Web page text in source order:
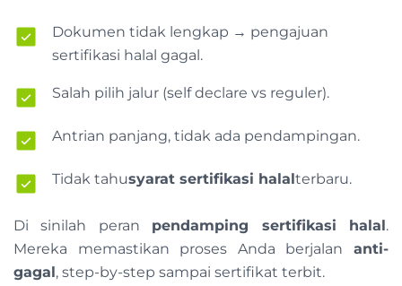
Dokumen tidak lengkap → pengajuan
sertifikasi halal gagal.
Salah pilih jalur (self declare vs reguler).
Antrian panjang, tidak ada pendampingan.
Tidak tahusyarat sertifikasi halalterbaru.
Di sinilah peran pendamping sertifikasi halal.
Mereka memastikan proses Anda berjalan anti-
gagal, step-by-step sampai sertifikat terbit.